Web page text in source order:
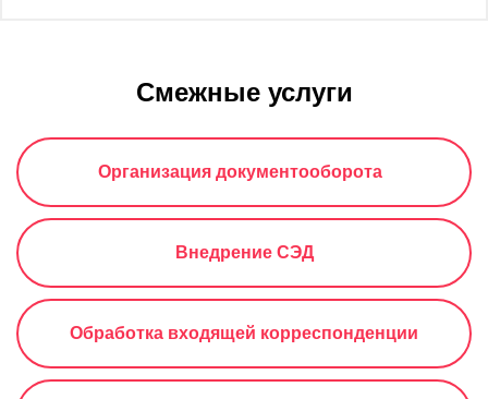
Смежные услуги
Организация документооборота
Внедрение СЭД
Обработка входящей корреспонденции